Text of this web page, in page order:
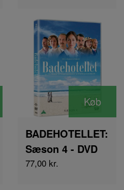
Køb
BADEHOTELLET:
Sæson 4 - DVD
77,00 kr.